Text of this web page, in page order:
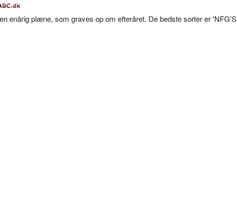
enårig plæne, som graves op om efteråret. De bedste sorter er 'NFG'S